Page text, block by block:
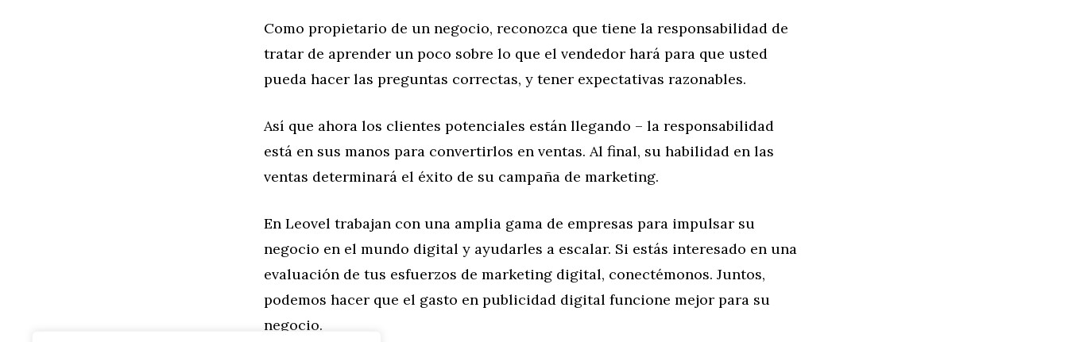
Como propietario de un negocio, reconozca que tiene la responsabilidad de
tratar de aprender un poco sobre lo que el vendedor hará para que usted
pueda hacer las preguntas correctas, y tener expectativas razonables.
Así que ahora los clientes potenciales están llegando – la responsabilidad
está en sus manos para convertirlos en ventas. Al final, su habilidad en las
ventas determinará el éxito de su campaña de marketing.
En Leovel trabajan con una amplia gama de empresas para impulsar su
negocio en el mundo digital y ayudarles a escalar. Si estás interesado en una
evaluación de tus esfuerzos de marketing digital, conectémonos. Juntos,
podemos hacer que el gasto en publicidad digital funcione mejor para su
negocio.